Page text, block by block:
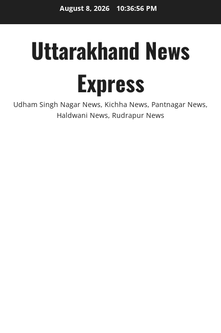
August 8, 2026 10:36:56 PM
Uttarakhand News
Express
Udham Singh Nagar News, Kichha News, Pantnagar News,
Haldwani News, Rudrapur News